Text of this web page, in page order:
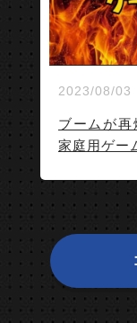
2023/08/03
ブームが再
家庭用ゲー